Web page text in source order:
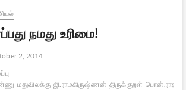
நமது உரிமை!
2, 2014
மதுவிலக்கு ஜி.ராமகிருஷ்ணன் திருக்குறள்